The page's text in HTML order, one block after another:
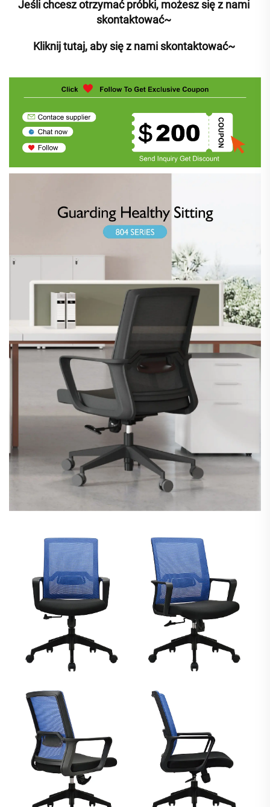
Jeśli chcesz otrzymać próbki, możesz się z nami
skontaktować~
Kliknij tutaj, aby się z nami skontaktować~